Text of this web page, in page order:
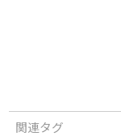
関連タグ